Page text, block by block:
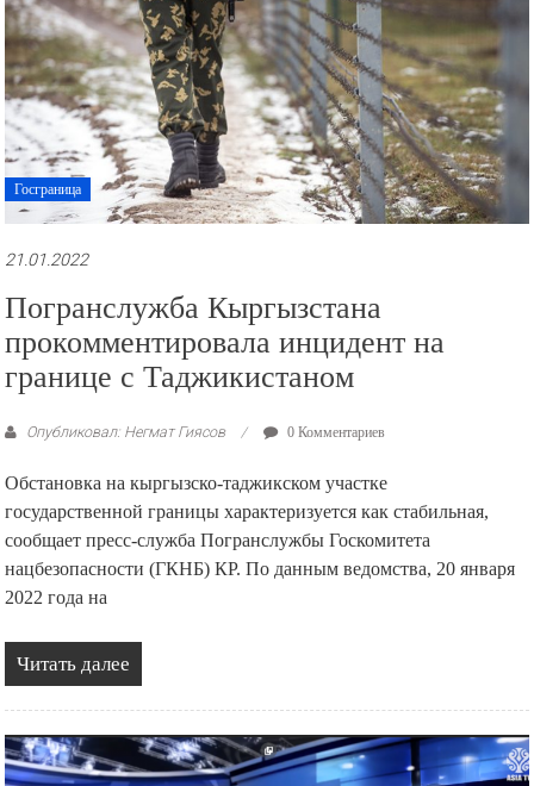
Госграница
21.01.2022
Погранслужба Кыргызстана
прокомментировала инцидент на
границе с Таджикистаном
Опубликовал: Негмат Гиясов 0 Комментариев
Обстановка на кыргызско-таджикском участке
государственной границы характеризуется как стабильная,
сообщает пресс-служба Погранслужбы Госкомитета
нацбезопасности (ГКНБ) КР. По данным ведомства, 20 января
2022 года на
Читать далее